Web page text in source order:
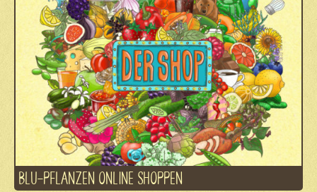
BLU-PFLANZEN ONLINE SHOPPEN